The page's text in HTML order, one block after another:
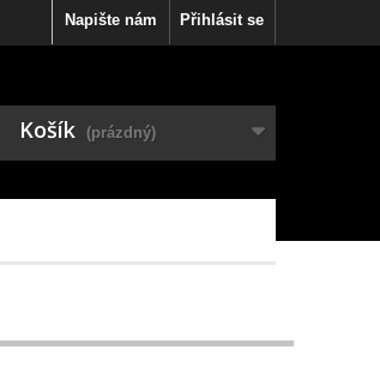
Přihlásit se
Napište nám
Košík (prázdný)